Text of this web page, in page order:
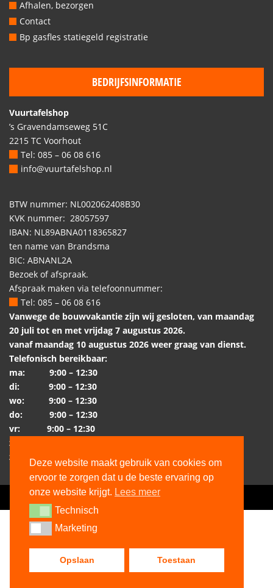
Afhalen, bezorgen
Contact
Bp gasfles statiegeld registratie
BEDRIJFSINFORMATIE
Vuurtafelshop
’s Gravendamseweg 51C
2215 TC Voorhout
Tel: 085 – 06 08 616
info@vuurtafelshop.nl
BTW nummer: NL002062408B30
KVK nummer: 28057597
IBAN: NL89ABNA0118365827
ten name van Brandsma
BIC: ABNANL2A
Bezoek of afspraak.
Afspraak maken via telefoonnummer:
Tel: 085 – 06 08 616
Vanwege de bouwvakantie zijn wij gesloten, van maandag
20 juli tot en met vrijdag 7 augustus 2026.
vanaf maandag 10 augustus 2026 weer graag van dienst.
Telefonisch bereikbaar:
ma: 9:00 – 12:30
di: 9:00 – 12:30
wo: 9:00 – 12:30
do: 9:00 – 12:30
vr: 9:00 – 12:30
za: gesloten
zo: gesloten
Copyright Vuurtafelshop (©) 2026 |
Deze website maakt gebruik van cookies om
ervoor te zorgen dat u de beste ervaring op
onze website krijgt. Lees meer
TechnischTechnisch
MarketingMarketing
Opslaan Toestaan